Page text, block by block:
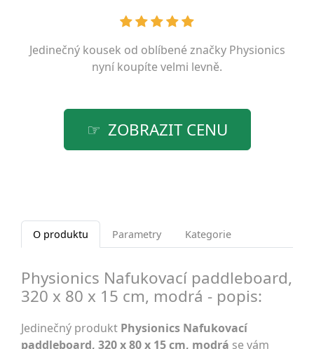
Jedinečný kousek od oblíbené značky Physionics
nyní koupíte velmi levně.
ZOBRAZIT CENU
O produktu Parametry Kategorie
Physionics Nafukovací paddleboard,
320 x 80 x 15 cm, modrá - popis:
Jedinečný produkt Physionics Nafukovací
paddleboard, 320 x 80 x 15 cm, modrá se vám